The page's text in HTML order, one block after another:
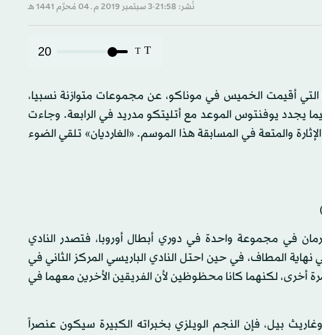
نُشر: 21:58-3 سبتمبر 2019 م ـ 04 مُحرَّم 1441 هـ
T
T
20
أقيمت الخميس في موناكو، عن مجموعات متوازنة نسبيا،
يجدد يوفنتوس الموعد مع أتليتكو مدريد في الرابعة. وجاءت
والمتعة في المسابقة هذا الموسم. «الغارديان» تلقي الضوء
في مجموعة واحدة في دوري أبطال أوروبا، فتصدر النادي
المطاف، في حين احتل النادي الباريسي المركز الثاني في
أخرى، لكنهما كانا محظوظين لأن الفريقين الأخرين معهما في
بيل، فإن النجم الويلزي بخبراته الكبيرة سيكون عنصراً